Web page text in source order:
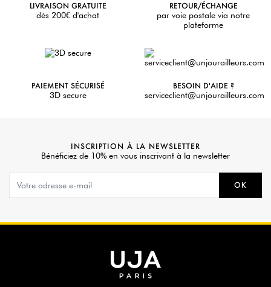
LIVRAISON GRATUITE
dès 200€ d'achat
RETOUR/ÉCHANGE
par voie postale via notre
plateforme
PAIEMENT SÉCURISÉ
3D secure
BESOIN D'AIDE ?
serviceclient@unjourailleurs.com
INSCRIPTION À LA NEWSLETTER
Bénéficiez de 10% en vous inscrivant à la newsletter
OK